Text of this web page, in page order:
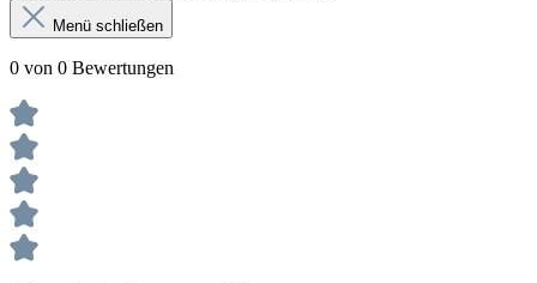
Menü schließen
0 von 0 Bewertungen